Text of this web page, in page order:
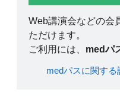
Web講演会などの会
ただけます。
ご利用には、 medパ
medパスに関す